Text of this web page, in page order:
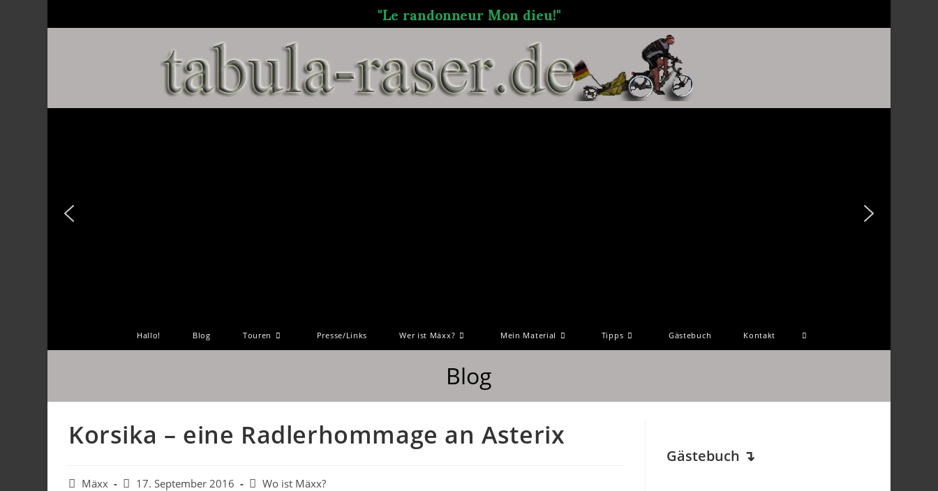
"Le randonneur Mon dieu!"
Hallo! Blog Touren Presse/Links Wer ist Mäxx? Mein Material Tipps Gästebuch Kontakt
Blog
Korsika – eine Radlerhommage an Asterix
Mäxx 17. September 2016 Wo ist Mäxx?
Gästebuch ↴